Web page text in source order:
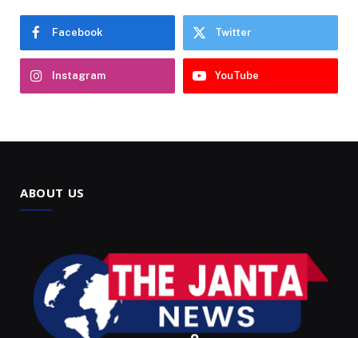
Facebook Twitter
Instagram YouTube
ABOUT US